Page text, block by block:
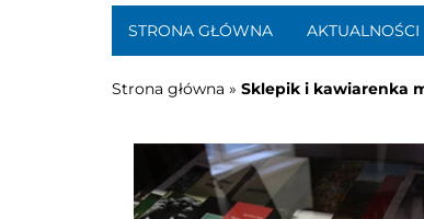
STRONA GŁÓWNA AKTUALNOŚCI
Strona główna » Sklepik i kawiarenka